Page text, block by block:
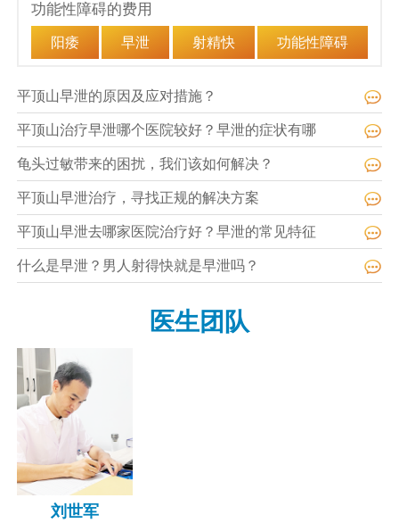
功能性障碍的费用
阳痿 早泄 射精快 功能性障碍
平顶山早泄的原因及应对措施？
平顶山治疗早泄哪个医院较好？早泄的症状有哪
龟头过敏带来的困扰，我们该如何解决？
平顶山早泄治疗，寻找正规的解决方案
平顶山早泄去哪家医院治疗好？早泄的常见特征
什么是早泄？男人射得快就是早泄吗？
医生团队
刘世军